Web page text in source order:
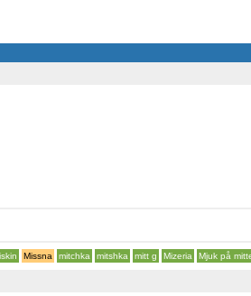
Missna mitchka mitshka mitt g Mizeria Mjuk på